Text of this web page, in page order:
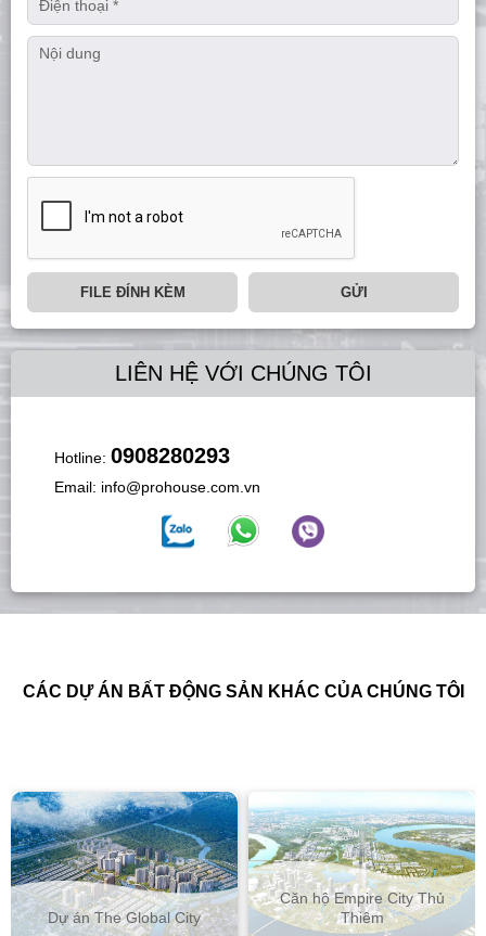
FILE ĐÍNH KÈM GỬI
LIÊN HỆ VỚI CHÚNG TÔI
Hotline: 0908280293
Email: info@prohouse.com.vn
CÁC DỰ ÁN BẤT ĐỘNG SẢN KHÁC CỦA CHÚNG TÔI
Dự án The Global City
Căn hộ Empire City Thủ
Thiêm